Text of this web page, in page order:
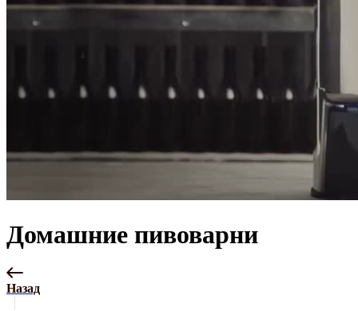
Домашние пивоварни
Назад